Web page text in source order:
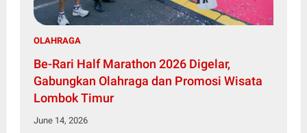
OLAHRAGA
Be-Rari Half Marathon 2026 Digelar,
Gabungkan Olahraga dan Promosi Wisata
Lombok Timur
June 14, 2026